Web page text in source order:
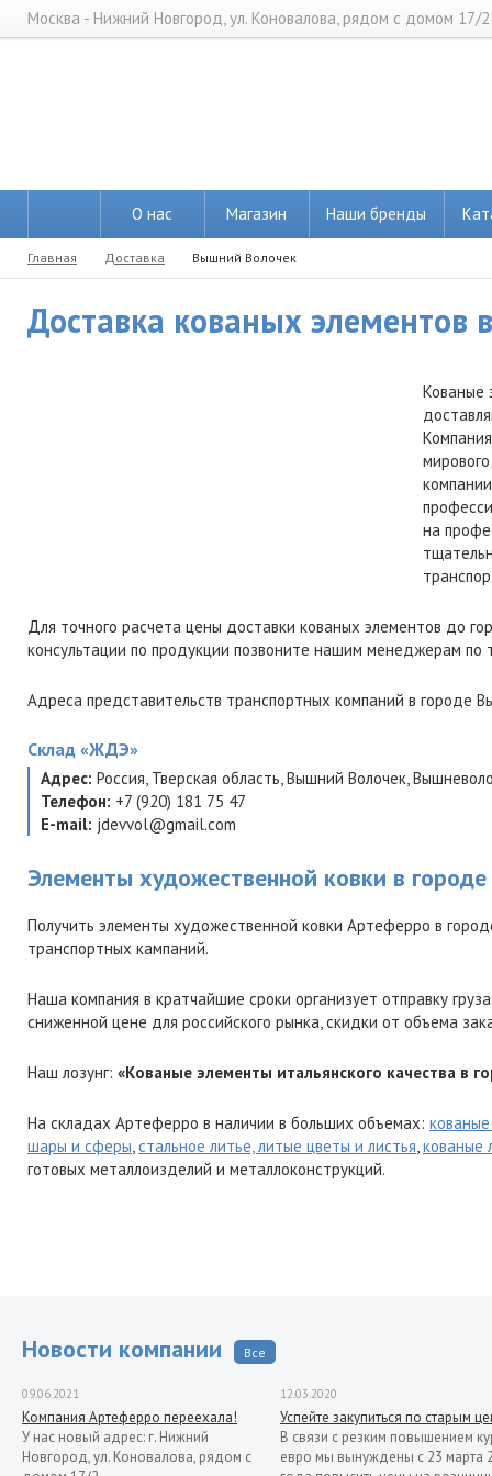
Москва - Нижний Новгород, ул. Коновалова, рядом с домом 17/2
О нас Магазин Наши бренды
Главная Доставка Вышний Волочек
Доставка кованых элементов
Кованые
на
Для точного расчета цены доставки кованых элементов до
консультации по продукции позвоните нашим менеджерам
Адреса представительств транспортных компаний в городе
Склад «ЖДЭ»
Адрес: Россия, Тверская область,Вышний Волочек,
Телефон: +7 (920) 181 75 47
E-mail: jdevvol@gmail.com
Элементы художественной ковки в
Получить элементы художественной ковки Артеферро в
транспортных кампаний.
Наша компания в кратчайшие сроки организует отправку
сниженной цене для российского рынка, скидки от объема
Наш лозунг: «Кованые элементы итальянского качества в
На складах Артеферро в наличии в больших объемах:
шары и сферы,стальное литье, литые цветы и листья,кованые
готовых металлоизделий и металлоконструкций.
Новости компании Все
09.06.2021
Компания Артеферро переехала!
У нас новый адрес: г. Нижний
Новгород, ул. Коновалова, рядом с
12.03.2020
Успейте закупиться по старым
В связи с резким повышением
евро мы вынуждены с 23 марта